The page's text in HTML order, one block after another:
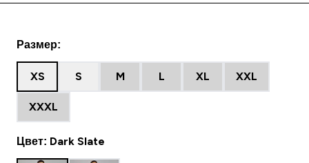
Размер:
XS S M L XL XXL
XXXL
Цвет: Dark Slate